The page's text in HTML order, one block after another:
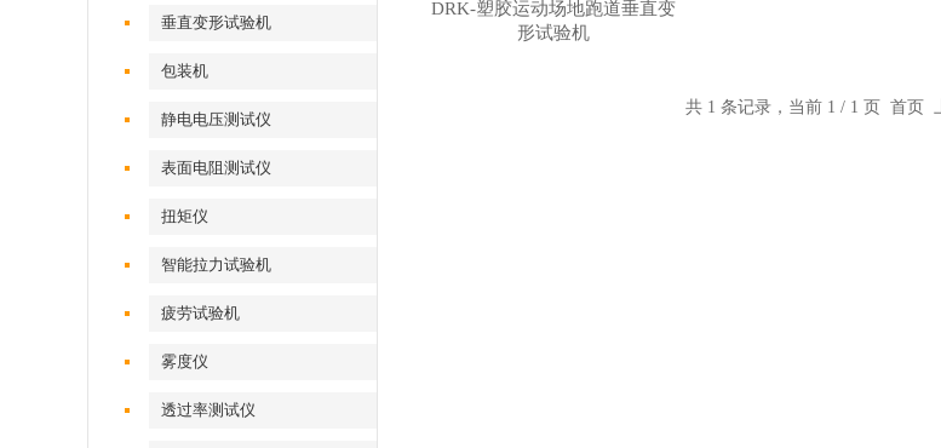
垂直变形试验机
包装机
静电电压测试仪
表面电阻测试仪
扭矩仪
智能拉力试验机
疲劳试验机
雾度仪
透过率测试仪
DRK-塑胶运动场地跑道垂直变
形试验机
共 1 条记录，当前 1 / 1 页 首页